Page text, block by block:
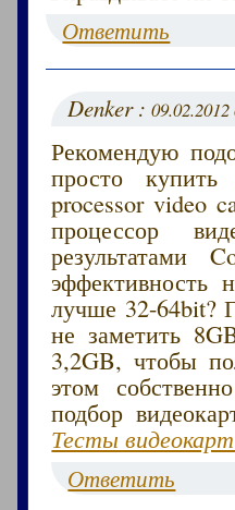
Ответить
Denker :
Рекомендую
просто
processor video
процессор
лучше 32-64bit?
не заметить
3,2GB, чтобы
этом
подбор
Тесты
Ответить